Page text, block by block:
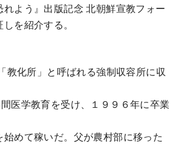
よう』出版記念 北朝鮮宣教フォー
を紹介する。
教化所」と呼ばれる強制収容所に収
医学教育を受け、１９９６年に卒業
めて稼いだ。父が農村部に移った